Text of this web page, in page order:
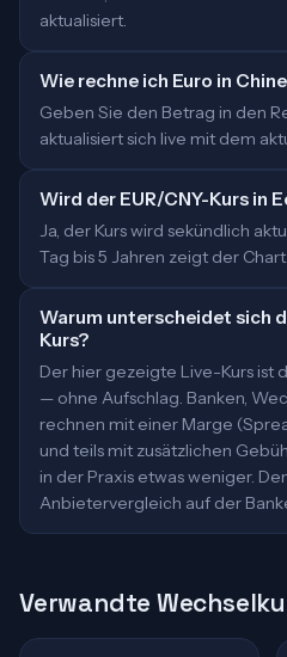
aktualisiert.
Wie rechne ich Euro in
Geben Sie den Betrag in den
aktualisiert sich live mit dem
Wird der EUR/CNY-Kurs in
Ja, der Kurs wird sekündlich
Tag bis 5 Jahren zeigt der Chart.
Warum unterscheidet sich
Kurs?
Der hier gezeigte Live-Kurs ist
— ohne Aufschlag. Banken,
rechnen mit einer Marge
und teils mit zusätzlichen
in der Praxis etwas weniger.
Anbietervergleich auf der
Verwandte